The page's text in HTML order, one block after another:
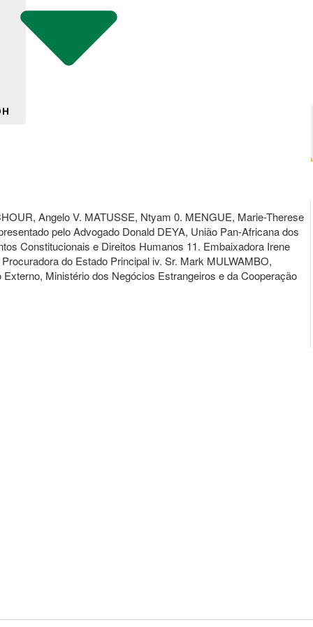
Angelo V. MATUSSE, Ntyam 0. MENGUE, Marie-Therese
pelo Advogado Donald DEYA, União Pan-Africana dos
Constitucionais e Direitos Humanos 11. Embaixadora Irene
do Estado Principal iv. Sr. Mark MULWAMBO,
Ministério dos Negócios Estrangeiros e da Cooperação